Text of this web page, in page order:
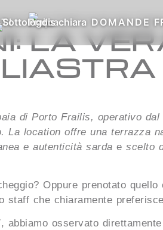
DOMANDE
LA
di Porto Frailis, operativo
location offre una terrazza
e autenticità sarda e scelto
Oppure prenotato
che chiaramente
abbiamo osservato